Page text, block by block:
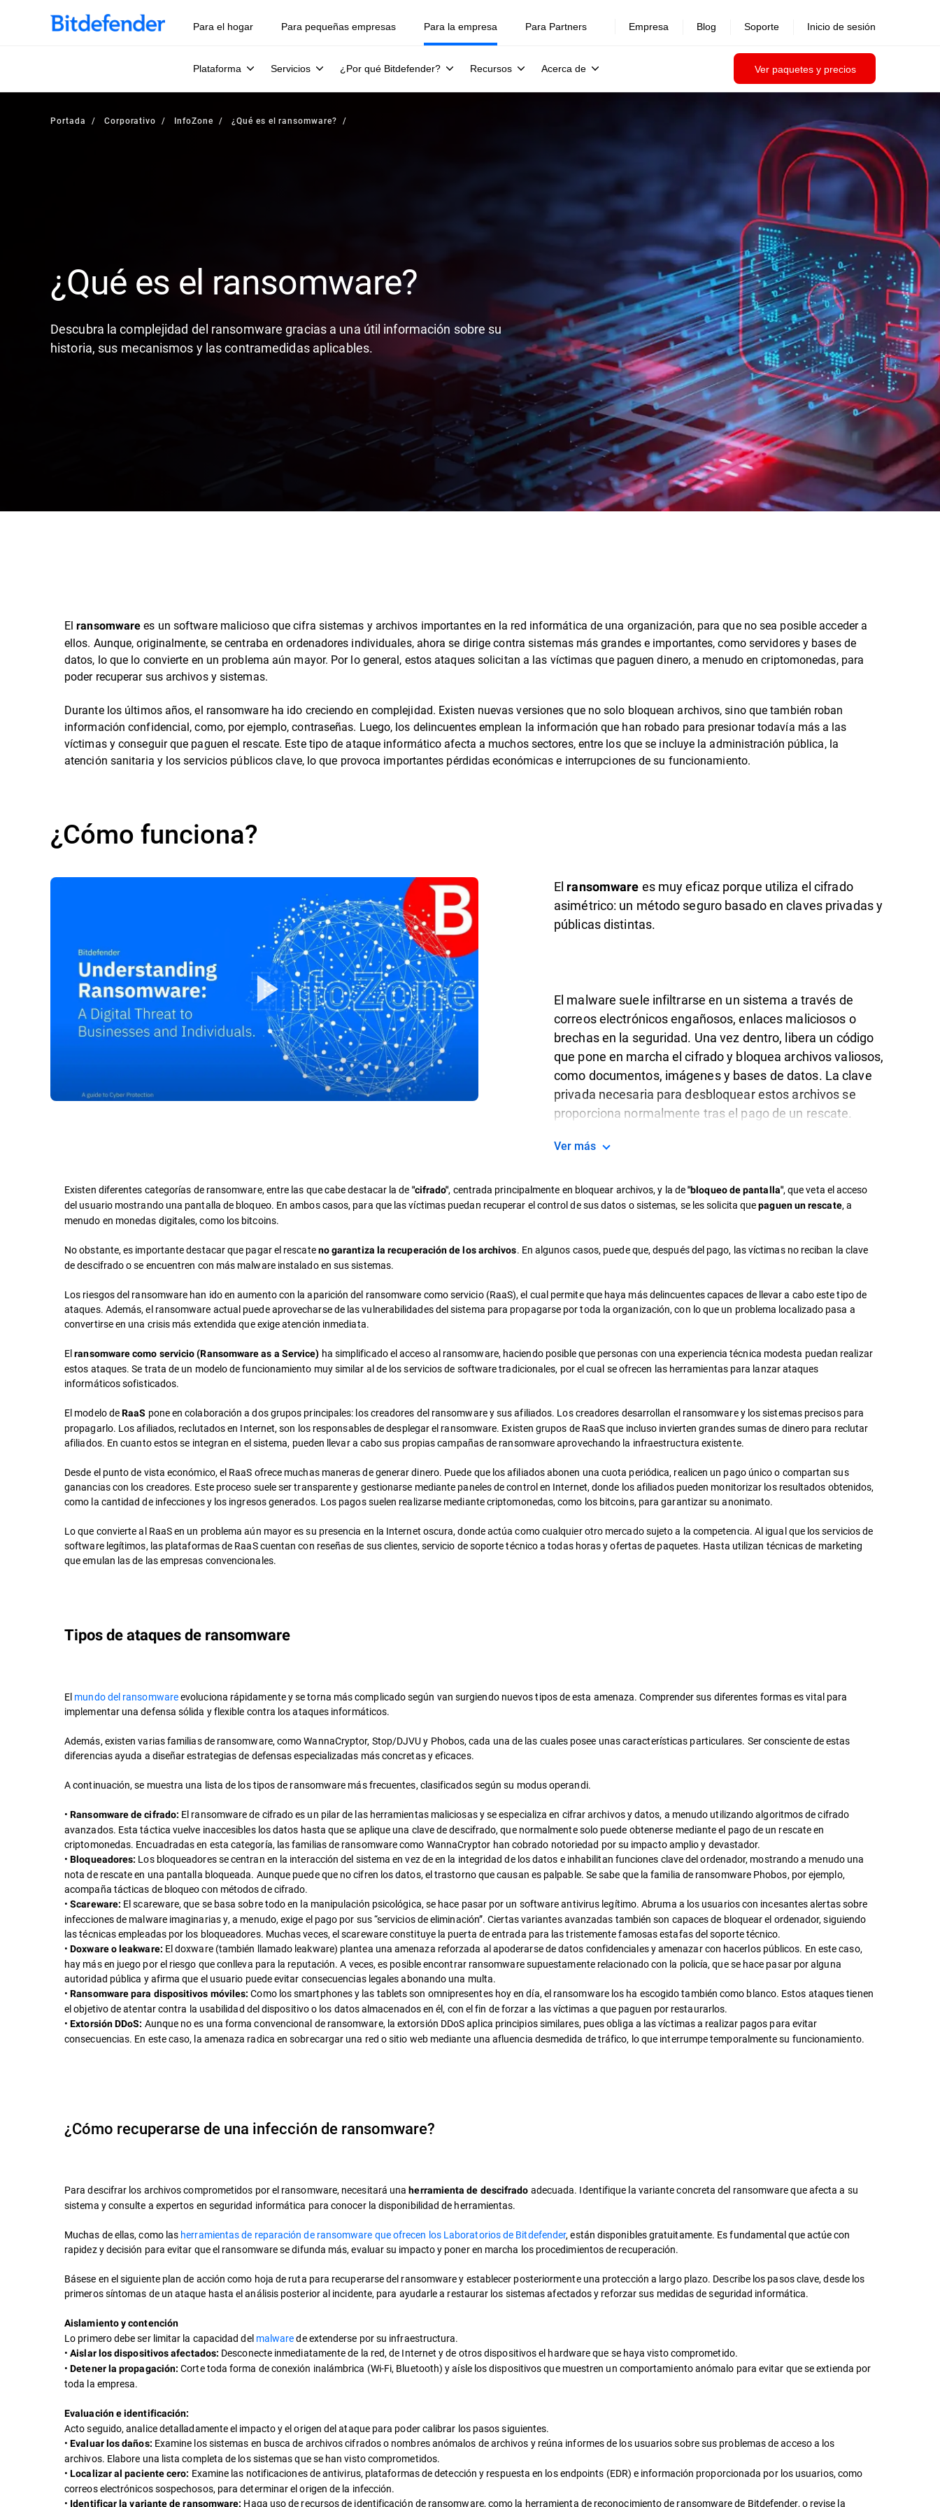
Para el hogar Para pequeñas empresas Para la empresa
Plataforma Servicios ¿Por qué Bitdefender? Recursos Acerca de Ver paquetes y precios
Para Partners Empresa Blog Soporte Inicio de sesión
Portada Corporativo InfoZone ¿Qué es el ransomware?
¿Qué es el ransomware?
Descubra la complejidad del ransomware gracias a una útil información sobre su
historia, sus mecanismos y las contramedidas aplicables.
Elransomware es un software malicioso que cifra sistemas y archivos importantes en la red informática de una organización, para que no sea posible acceder a
ellos. Aunque, originalmente, se centraba en ordenadores individuales, ahora se dirige contra sistemas más grandes e importantes, como servidores y bases de
datos, lo que lo convierte en un problema aún mayor. Por lo general, estos ataques solicitan a las víctimas que paguen dinero, a menudo en criptomonedas, para
poder recuperar sus archivos y sistemas.
Durante los últimos años, el ransomware ha ido creciendo en complejidad. Existen nuevas versiones que no solo bloquean archivos, sino que también roban
información confidencial, como, por ejemplo, contraseñas. Luego, los delincuentes emplean la información que han robado para presionar todavía más a las
víctimas y conseguir que paguen el rescate. Este tipo de ataque informático afecta a muchos sectores, entre los que se incluye la administración pública, la
atención sanitaria y los servicios públicos clave, lo que provoca importantes pérdidas económicas e interrupciones de su funcionamiento.
¿Cómo funciona?
El ransomware es muy eficaz porque utiliza el cifrado
asimétrico: un método seguro basado en claves privadas y
públicas distintas.
El malware suele infiltrarse en un sistema a través de
correos electrónicos engañosos, enlaces maliciosos o
brechas en la seguridad. Una vez dentro, libera un código
que pone en marcha el cifrado y bloquea archivos valiosos,
como documentos, imágenes y bases de datos. La clave
privada necesaria para desbloquear estos archivos se
proporciona normalmente tras el pago de un rescate.
Ver más
Existen diferentes categorías de ransomware, entre las que cabe destacar la de "cifrado", centrada principalmente en bloquear archivos, y la de"bloqueo de pantalla", que veta el acceso
del usuario mostrando una pantalla de bloqueo. En ambos casos, para que las víctimas puedan recuperar el control de sus datos o sistemas, se les solicita quepaguen un rescate, a
menudo en monedas digitales, como los bitcoins.
No obstante, es importante destacar que pagar el rescateno garantiza la recuperación de los archivos. En algunos casos, puede que, después del pago, las víctimas no reciban la clave
de descifrado o se encuentren con más malware instalado en sus sistemas.
Los riesgos del ransomware han ido en aumento con la aparición del ransomware como servicio (RaaS), el cual permite que haya más delincuentes capaces de llevar a cabo este tipo de
ataques. Además, el ransomware actual puede aprovecharse de las vulnerabilidades del sistema para propagarse por toda la organización, con lo que un problema localizado pasa a
convertirse en una crisis más extendida que exige atención inmediata.
Elransomware como servicio (Ransomware as a Service) ha simplificado el acceso al ransomware, haciendo posible que personas con una experiencia técnica modesta puedan realizar
estos ataques. Se trata de un modelo de funcionamiento muy similar al de los servicios de software tradicionales, por el cual se ofrecen las herramientas para lanzar ataques
informáticos sofisticados.
El modelo deRaaS pone en colaboración a dos grupos principales: los creadores del ransomware y sus afiliados. Los creadores desarrollan el ransomware y los sistemas precisos para
propagarlo. Los afiliados, reclutados en Internet, son los responsables de desplegar el ransomware. Existen grupos de RaaS que incluso invierten grandes sumas de dinero para reclutar
afiliados. En cuanto estos se integran en el sistema, pueden llevar a cabo sus propias campañas de ransomware aprovechando la infraestructura existente.
Desde el punto de vista económico, el RaaS ofrece muchas maneras de generar dinero. Puede que los afiliados abonen una cuota periódica, realicen un pago único o compartan sus
ganancias con los creadores. Este proceso suele ser transparente y gestionarse mediante paneles de control en Internet, donde los afiliados pueden monitorizar los resultados obtenidos,
como la cantidad de infecciones y los ingresos generados. Los pagos suelen realizarse mediante criptomonedas, como los bitcoins, para garantizar su anonimato.
Lo que convierte al RaaS en un problema aún mayor es su presencia en la Internet oscura, donde actúa como cualquier otro mercado sujeto a la competencia. Al igual que los servicios de
software legítimos, las plataformas de RaaS cuentan con reseñas de sus clientes, servicio de soporte técnico a todas horas y ofertas de paquetes. Hasta utilizan técnicas de marketing
que emulan las de las empresas convencionales.
Tipos de ataques de ransomware
El mundo del ransomwareevoluciona rápidamente y se torna más complicado según van surgiendo nuevos tipos de esta amenaza. Comprender sus diferentes formas es vital para
implementar una defensa sólida y flexible contra los ataques informáticos.
Además, existen varias familias de ransomware, como WannaCryptor, Stop/DJVU y Phobos, cada una de las cuales posee unas características particulares. Ser consciente de estas
diferencias ayuda a diseñar estrategias de defensas especializadas más concretas y eficaces.
A continuación, se muestra una lista de los tipos de ransomware más frecuentes, clasificados según su modus operandi.
•Ransomware de cifrado: El ransomware de cifrado es un pilar de las herramientas maliciosas y se especializa en cifrar archivos y datos, a menudo utilizando algoritmos de cifrado
avanzados. Esta táctica vuelve inaccesibles los datos hasta que se aplique una clave de descifrado, que normalmente solo puede obtenerse mediante el pago de un rescate en
criptomonedas. Encuadradas en esta categoría, las familias de ransomware como WannaCryptor han cobrado notoriedad por su impacto amplio y devastador.
•Bloqueadores: Los bloqueadores se centran en la interacción del sistema en vez de en la integridad de los datos e inhabilitan funciones clave del ordenador, mostrando a menudo una
nota de rescate en una pantalla bloqueada. Aunque puede que no cifren los datos, el trastorno que causan es palpable. Se sabe que la familia de ransomware Phobos, por ejemplo,
acompaña tácticas de bloqueo con métodos de cifrado.
•Scareware: El scareware, que se basa sobre todo en la manipulación psicológica, se hace pasar por un software antivirus legítimo. Abruma a los usuarios con incesantes alertas sobre
infecciones de malware imaginarias y, a menudo, exige el pago por sus “servicios de eliminación”. Ciertas variantes avanzadas también son capaces de bloquear el ordenador, siguiendo
las técnicas empleadas por los bloqueadores. Muchas veces, el scareware constituye la puerta de entrada para las tristemente famosas estafas del soporte técnico.
•Doxware o leakware: El doxware (también llamado leakware) plantea una amenaza reforzada al apoderarse de datos confidenciales y amenazar con hacerlos públicos. En este caso,
hay más en juego por el riesgo que conlleva para la reputación. A veces, es posible encontrar ransomware supuestamente relacionado con la policía, que se hace pasar por alguna
autoridad pública y afirma que el usuario puede evitar consecuencias legales abonando una multa.
•Ransomware para dispositivos móviles: Como los smartphones y las tablets son omnipresentes hoy en día, el ransomware los ha escogido también como blanco. Estos ataques tienen
el objetivo de atentar contra la usabilidad del dispositivo o los datos almacenados en él, con el fin de forzar a las víctimas a que paguen por restaurarlos.
•Extorsión DDoS: Aunque no es una forma convencional de ransomware, la extorsión DDoS aplica principios similares, pues obliga a las víctimas a realizar pagos para evitar
consecuencias. En este caso, la amenaza radica en sobrecargar una red o sitio web mediante una afluencia desmedida de tráfico, lo que interrumpe temporalmente su funcionamiento.
¿Cómo recuperarse de una infección de ransomware?
Para descifrar los archivos comprometidos por el ransomware, necesitará unaherramienta de descifrado adecuada. Identifique la variante concreta del ransomware que afecta a su
sistema y consulte a expertos en seguridad informática para conocer la disponibilidad de herramientas.
Muchas de ellas, como las herramientas de reparación de ransomware que ofrecen los Laboratorios de Bitdefender, están disponibles gratuitamente. Es fundamental que actúe con
rapidez y decisión para evitar que el ransomware se difunda más, evaluar su impacto y poner en marcha los procedimientos de recuperación.
Básese en el siguiente plan de acción como hoja de ruta para recuperarse del ransomware y establecer posteriormente una protección a largo plazo. Describe los pasos clave, desde los
primeros síntomas de un ataque hasta el análisis posterior al incidente, para ayudarle a restaurar los sistemas afectados y reforzar sus medidas de seguridad informática.
Aislamiento y contención
Lo primero debe ser limitar la capacidad del malwarede extenderse por su infraestructura.
•Aislar los dispositivos afectados: Desconecte inmediatamente de la red, de Internet y de otros dispositivos el hardware que se haya visto comprometido.
•Detener la propagación: Corte toda forma de conexión inalámbrica (Wi-Fi, Bluetooth) y aísle los dispositivos que muestren un comportamiento anómalo para evitar que se extienda por
toda la empresa.
Evaluación e identificación:
Acto seguido, analice detalladamente el impacto y el origen del ataque para poder calibrar los pasos siguientes.
•Evaluar los daños: Examine los sistemas en busca de archivos cifrados o nombres anómalos de archivos y reúna informes de los usuarios sobre sus problemas de acceso a los
archivos. Elabore una lista completa de los sistemas que se han visto comprometidos.
•Localizar al paciente cero: Examine las notificaciones de antivirus, plataformas de detección y respuesta en los endpoints (EDR) e información proporcionada por los usuarios, como
correos electrónicos sospechosos, para determinar el origen de la infección.
• Identificar la variante de ransomware: Haga uso de recursos de identificación de ransomware, como la herramienta de reconocimiento de ransomware de Bitdefender, o revise la